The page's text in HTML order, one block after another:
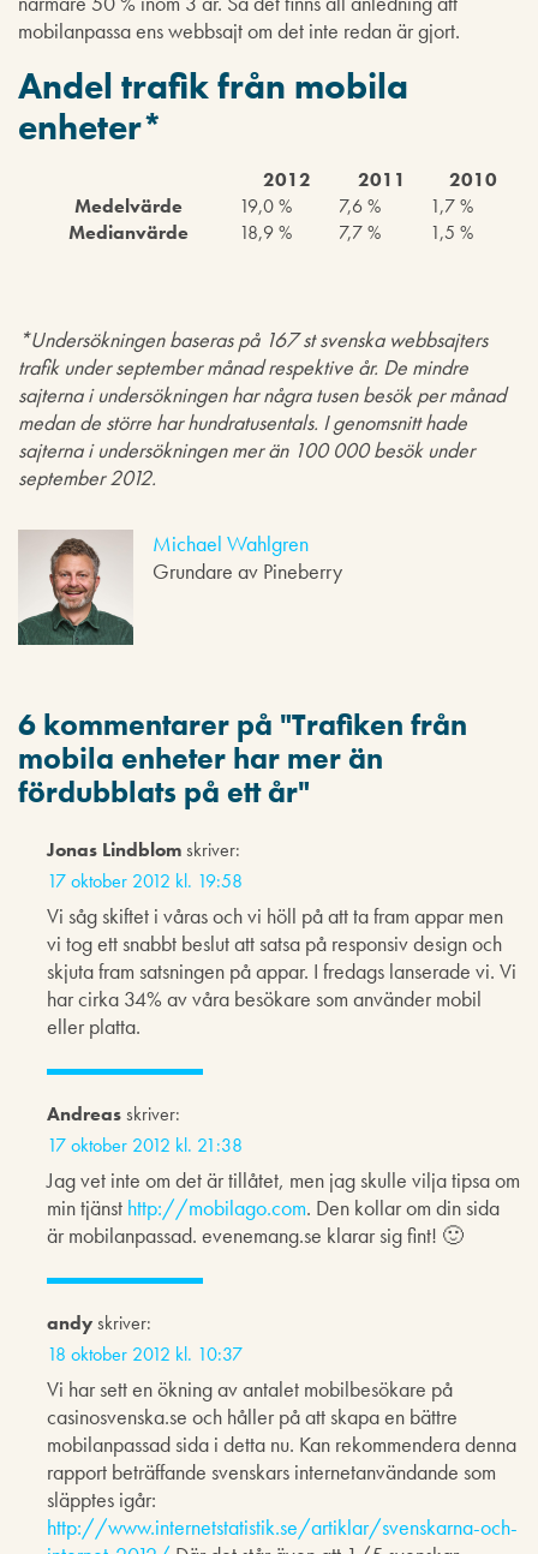
mobilanpassa ens webbsajt om det inte redan är gjort.
Andel trafik från mobila
enheter*
2012 2011
2010
Medelvärde
19,0 % 7,6 %
1,7 %
Medianvärde
18,9 % 7,7 % 1,5 %
*Undersökningen baseras på 167 st svenska webbsajters
trafik under september månad respektive år. De mindre
sajterna i undersökningen har några tusen besök per månad
medan de större har hundratusentals. I genomsnitt hade
sajterna i undersökningen mer än 100 000 besök under
september 2012.
Michael Wahlgren
Grundare av Pineberry
6 kommentarer på "Trafiken från
mobila enheter har mer än
fördubblats på ett år"
Jonas Lindblomskriver:
17 oktober 2012 kl. 19:58
Vi såg skiftet i våras och vi höll på att ta fram appar men
vi tog ett snabbt beslut att satsa på responsiv design och
skjuta fram satsningen på appar. I fredags lanserade vi. Vi
har cirka 34% av våra besökare som använder mobil
eller platta.
Andreasskriver:
17 oktober 2012 kl. 21:38
Jag vet inte om det är tillåtet, men jag skulle vilja tipsa om
min tjänst http://mobilago.com. Den kollar om din sida
är mobilanpassad. evenemang.se klarar sig fint! 🙂
andyskriver:
18 oktober 2012 kl. 10:37
Vi har sett en ökning av antalet mobilbesökare på
casinosvenska.se och håller på att skapa en bättre
mobilanpassad sida i detta nu. Kan rekommendera denna
rapport beträffande svenskars internetanvändande som
släpptes igår:
http://www.internetstatistik.se/artiklar/svenskarna-och-